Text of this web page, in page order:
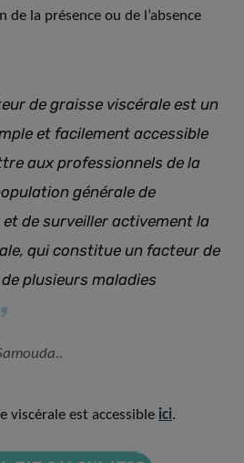
la présence ou de l’absence
de graisse viscérale est un
et facilement accessible
aux professionnels de la
générale de
de surveiller activement la
qui constitue un facteur de
plusieurs maladies
viscérale est accessible ici.